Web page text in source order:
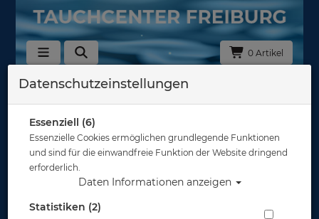
0 Artikel
Zurück
Datenschutzeinstellungen
Essenziell (6)
Essenzielle Cookies ermöglichen grundlegende Funktionen
und sind für die einwandfreie Funktion der Website dringend
erforderlich.
Daten Informationen anzeigen
Statistiken (2)